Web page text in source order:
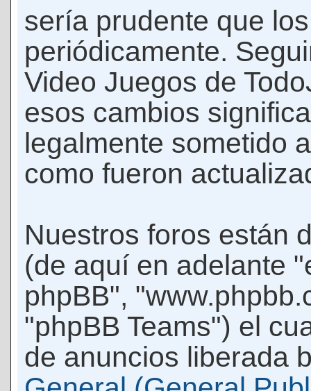
sería prudente que
periódicamente.
Video Juegos de
esos cambios
legalmente sometido
como fueron
Nuestros foros están
(de aquí en adelante
phpBB",
"phpBB Teams") el
de anuncios liberada